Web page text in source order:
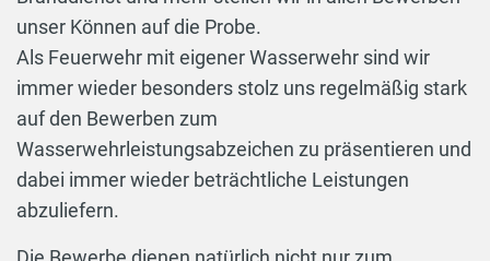
unser Können auf die Probe.
Als Feuerwehr mit eigener Wasserwehr sind wir
immer wieder besonders stolz uns regelmäßig stark
auf den Bewerben zum
Wasserwehrleistungsabzeichen zu präsentieren und
dabei immer wieder beträchtliche Leistungen
abzuliefern.